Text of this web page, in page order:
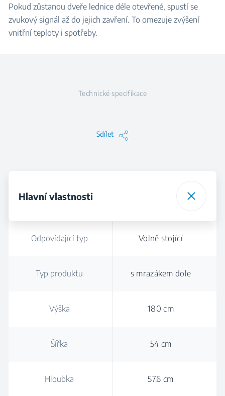
Pokud zůstanou dveře lednice déle otevřené, spustí se
zvukový signál až do jejich zavření. To omezuje zvýšení
vnitřní teploty i spotřeby.
Technické specifikace
Sdílet
Hlavní vlastnosti
Odpovídající typ Volně stojící
Typ produktu s mrazákem dole
Výška 180 cm
Šířka 54 cm
Hloubka 57.6 cm